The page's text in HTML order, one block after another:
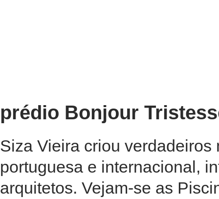
prédio Bonjour
Siza Vieira criou
portuguesa e internacional,
arquitetos. Vejam-se as